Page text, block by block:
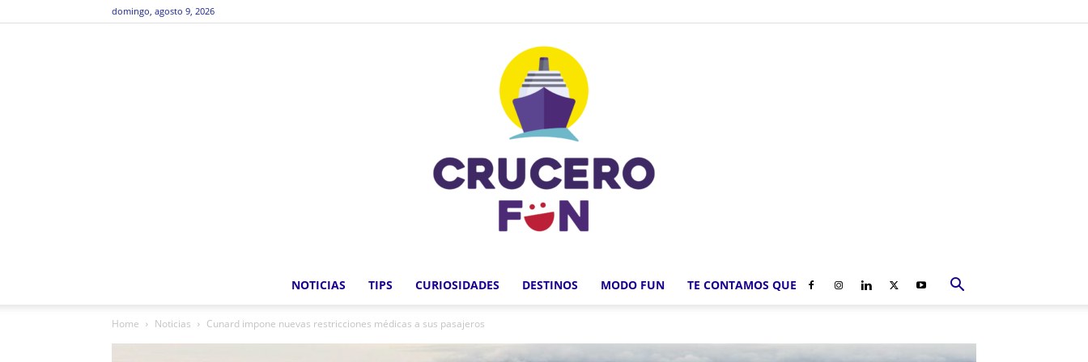
domingo, agosto 9, 2026
NOTICIAS TIPS CURIOSIDADES DESTINOS MODO FUN TE CONTAMOS QUE
Home Noticias Cunard impone nuevas restricciones médicas a sus pasajeros